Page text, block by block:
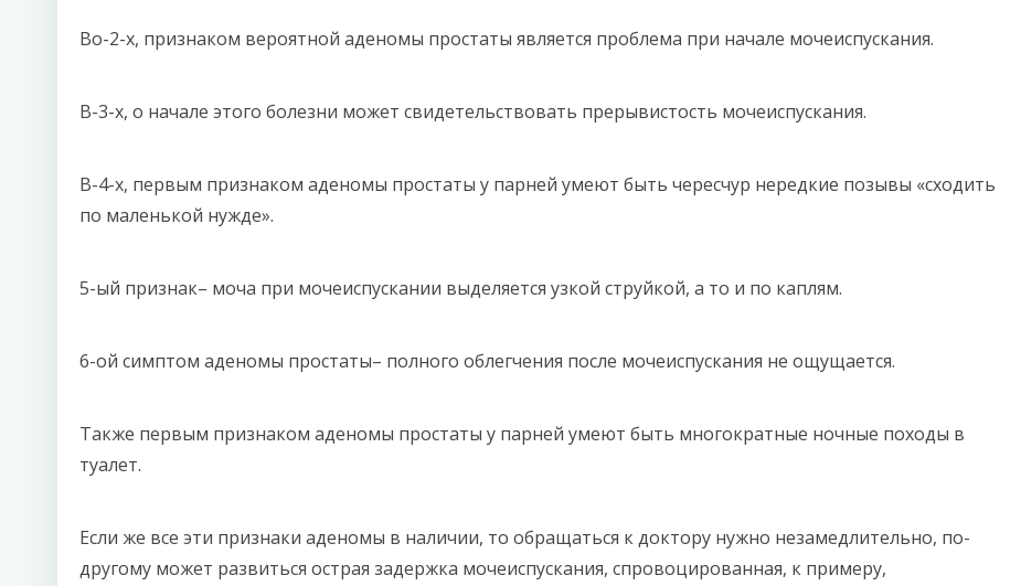
Во-2-х, признаком вероятной аденомы простаты является проблема при начале мочеиспускания.
В-3-х, о начале этого болезни может свидетельствовать прерывистость мочеиспускания.
В-4-х, первым признаком аденомы простаты у парней умеют быть чересчур нередкие позывы «сходить
по маленькой нужде».
5-ый признак– моча при мочеиспускании выделяется узкой струйкой, а то и по каплям.
6-ой симптом аденомы простаты– полного облегчения после мочеиспускания не ощущается.
Также первым признаком аденомы простаты у парней умеют быть многократные ночные походы в
туалет.
Если же все эти признаки аденомы в наличии, то обращаться к доктору нужно незамедлительно, по-
другому может развиться острая задержка мочеиспускания, спровоцированная, к примеру,